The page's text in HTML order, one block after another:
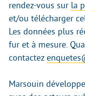
rendez-vous sur la
et/ou télécharger
Les données plus
fur et à mesure.
contactez
Marsouin